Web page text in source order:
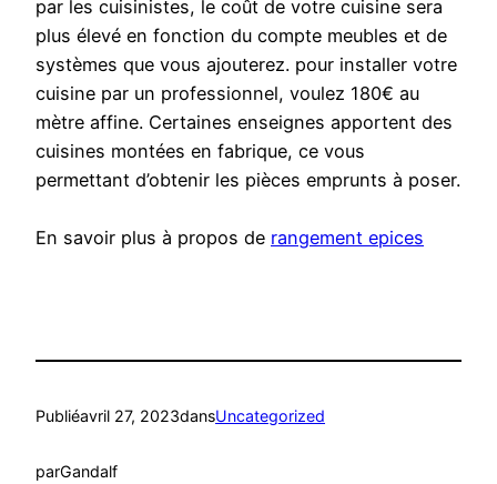
par les cuisinistes, le coût de votre cuisine sera
plus élevé en fonction du compte meubles et de
systèmes que vous ajouterez. pour installer votre
cuisine par un professionnel, voulez 180€ au
mètre affine. Certaines enseignes apportent des
cuisines montées en fabrique, ce vous
permettant d’obtenir les pièces emprunts à poser.
En savoir plus à propos de rangement epices
Publiéavril 27, 2023dansUncategorized
parGandalf